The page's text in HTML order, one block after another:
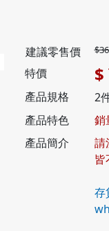
建議零售價
特價 $
產品規格
2
產品特色
銷
產品簡介
請
皆
存